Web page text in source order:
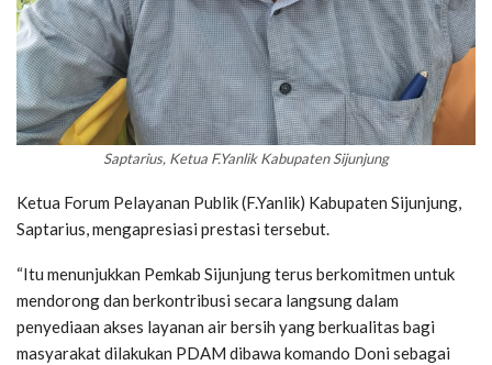
Saptarius, Ketua F.Yanlik Kabupaten Sijunjung
Ketua Forum Pelayanan Publik (F.Yanlik) Kabupaten Sijunjung,
Saptarius, mengapresiasi prestasi tersebut.
“Itu menunjukkan Pemkab Sijunjung terus berkomitmen untuk
mendorong dan berkontribusi secara langsung dalam
penyediaan akses layanan air bersih yang berkualitas bagi
masyarakat dilakukan PDAM dibawa komando Doni sebagai